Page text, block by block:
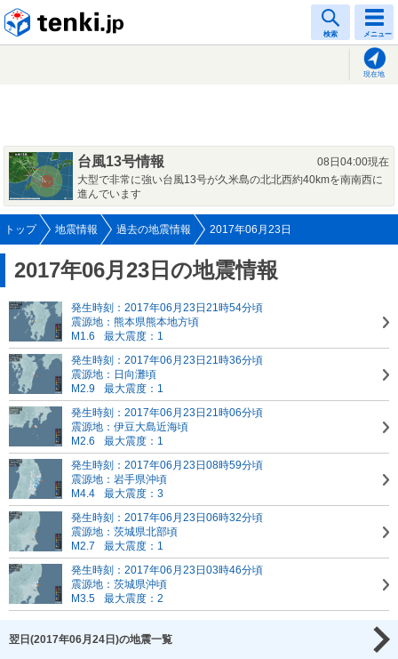
検索 メニュー
現在地
台風13号情報
08日04:00現在
大型で非常に強い台風13号が久米島の北北西約40kmを南南西に
進んでいます
トップ 地震情報 過去の地震情報 2017年06月23日
2017年06月23日の地震情報
発生時刻：2017年06月23日21時54分頃
震源地：熊本県熊本地方頃
M1.6
最大震度：1
発生時刻：2017年06月23日21時36分頃
震源地：日向灘頃
M2.9
最大震度：1
発生時刻：2017年06月23日21時06分頃
震源地：伊豆大島近海頃
M2.6
最大震度：1
発生時刻：2017年06月23日08時59分頃
震源地：岩手県沖頃
M4.4
最大震度：3
発生時刻：2017年06月23日06時32分頃
震源地：茨城県北部頃
M2.7
最大震度：1
発生時刻：2017年06月23日03時46分頃
震源地：茨城県沖頃
M3.5
最大震度：2
翌日(2017年06月24日)の地震一覧